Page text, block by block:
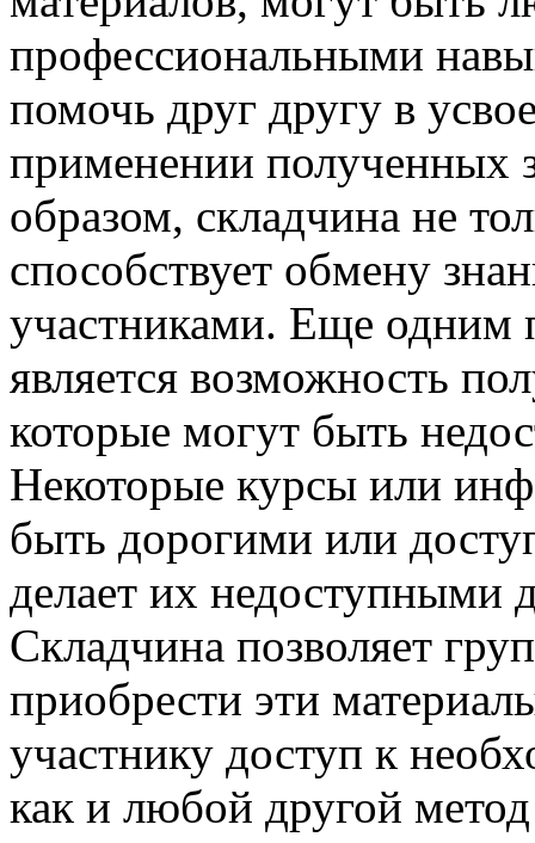
профессиональными
помочь друг другу в
применении полученных
образом, складчина не
способствует обмену
участниками. Еще одним
является возможность
которые могут быть
Некоторые курсы или
быть дорогими или
делает их недоступными
Складчина позволяет
приобрести эти
участнику доступ к
как и любой другой